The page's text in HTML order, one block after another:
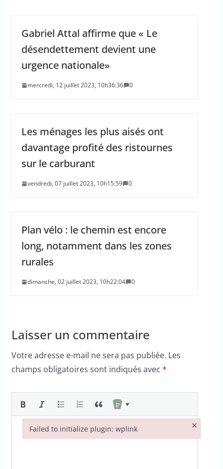
Gabriel Attal affirme que « Le
désendettement devient une
urgence nationale»
mercredi, 12 juillet 2023, 10h36:36 0
Les ménages les plus aisés ont
davantage profité des ristournes
sur le carburant
vendredi, 07 juillet 2023, 10h15:59 0
Plan vélo : le chemin est encore
long, notamment dans les zones
rurales
dimanche, 02 juillet 2023, 10h22:04 0
Laisser un commentaire
Votre adresse e-mail ne sera pas publiée. Les
champs obligatoires sont indiqués avec *
Failed to initialize plugin: wplink ×
Failed to initialize plugin: wplink